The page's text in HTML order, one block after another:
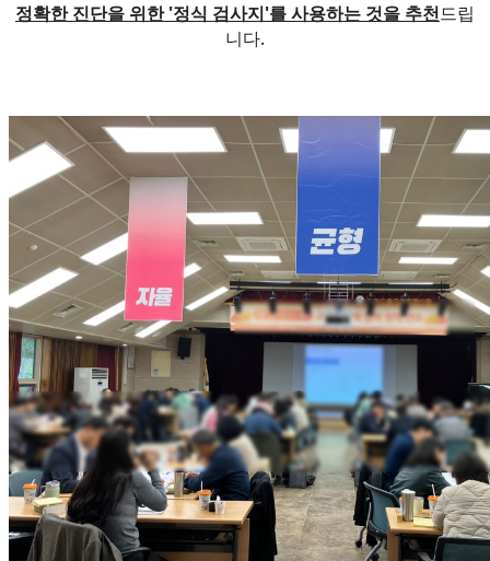
정확한 진단을 위한 '정식 검사지'를 사용하는 것을 추천드립
니다.